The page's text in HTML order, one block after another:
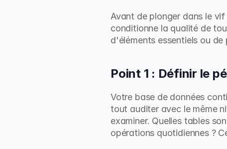
Avant de plonger dans le
conditionne la qualité de
d'éléments essentiels ou
Point 1 : Définir le
Votre base de données
tout auditer avec le même
examiner. Quelles tables
opérations quotidiennes ?